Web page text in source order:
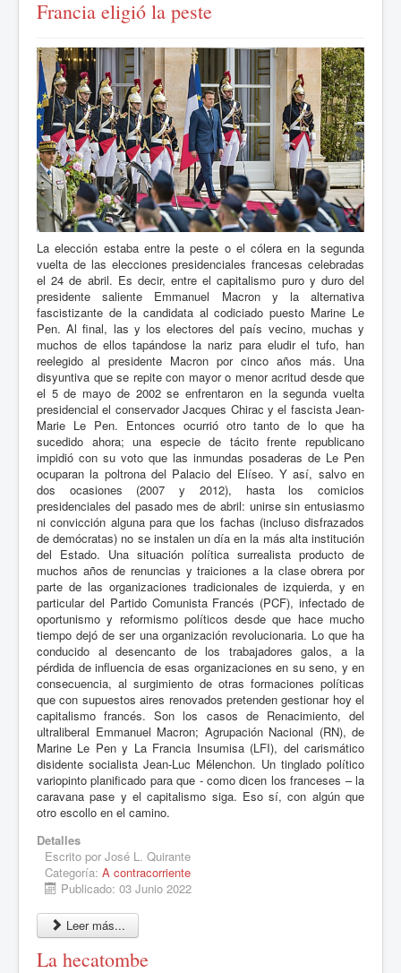
Francia eligió la peste
La elección estaba entre la peste o el cólera en la segunda
vuelta de las elecciones presidenciales francesas celebradas
el 24 de abril. Es decir, entre el capitalismo puro y duro del
presidente saliente Emmanuel Macron y la alternativa
fascistizante de la candidata al codiciado puesto Marine Le
Pen. Al final, las y los electores del país vecino, muchas y
muchos de ellos tapándose la nariz para eludir el tufo, han
reelegido al presidente Macron por cinco años más. Una
disyuntiva que se repite con mayor o menor acritud desde que
el 5 de mayo de 2002 se enfrentaron en la segunda vuelta
presidencial el conservador Jacques Chirac y el fascista Jean-
Marie Le Pen. Entonces ocurrió otro tanto de lo que ha
sucedido ahora; una especie de tácito frente republicano
impidió con su voto que las inmundas posaderas de Le Pen
ocuparan la poltrona del Palacio del Elíseo. Y así, salvo en
dos ocasiones (2007 y 2012), hasta los comicios
presidenciales del pasado mes de abril: unirse sin entusiasmo
ni convicción alguna para que los fachas (incluso disfrazados
de demócratas) no se instalen un día en la más alta institución
del Estado. Una situación política surrealista producto de
muchos años de renuncias y traiciones a la clase obrera por
parte de las organizaciones tradicionales de izquierda, y en
particular del Partido Comunista Francés (PCF), infectado de
oportunismo y reformismo políticos desde que hace mucho
tiempo dejó de ser una organización revolucionaria. Lo que ha
conducido al desencanto de los trabajadores galos, a la
pérdida de influencia de esas organizaciones en su seno, y en
consecuencia, al surgimiento de otras formaciones políticas
que con supuestos aires renovados pretenden gestionar hoy el
capitalismo francés. Son los casos de Renacimiento, del
ultraliberal Emmanuel Macron; Agrupación Nacional (RN), de
Marine Le Pen y La Francia Insumisa (LFI), del carismático
disidente socialista Jean-Luc Mélenchon. Un tinglado político
variopinto planificado para que - como dicen los franceses – la
caravana pase y el capitalismo siga. Eso sí, con algún que
otro escollo en el camino.
Detalles
Escrito por José L. Quirante
Categoría: A contracorriente
Publicado: 03 Junio 2022
Leer más...
La hecatombe